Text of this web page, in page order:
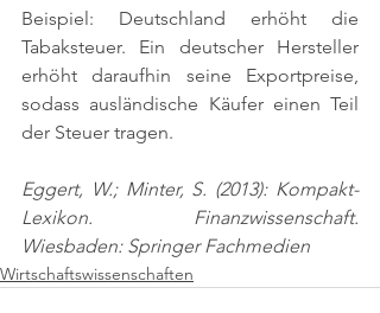
Beispiel: Deutschland erhöht die
Tabaksteuer. Ein deutscher Hersteller
erhöht daraufhin seine Exportpreise,
sodass ausländische Käufer einen Teil
der Steuer tragen.
Eggert, W.; Minter, S. (2013): Kompakt-
Lexikon. Finanzwissenschaft.
Wiesbaden: Springer Fachmedien
Wirtschaftswissenschaften